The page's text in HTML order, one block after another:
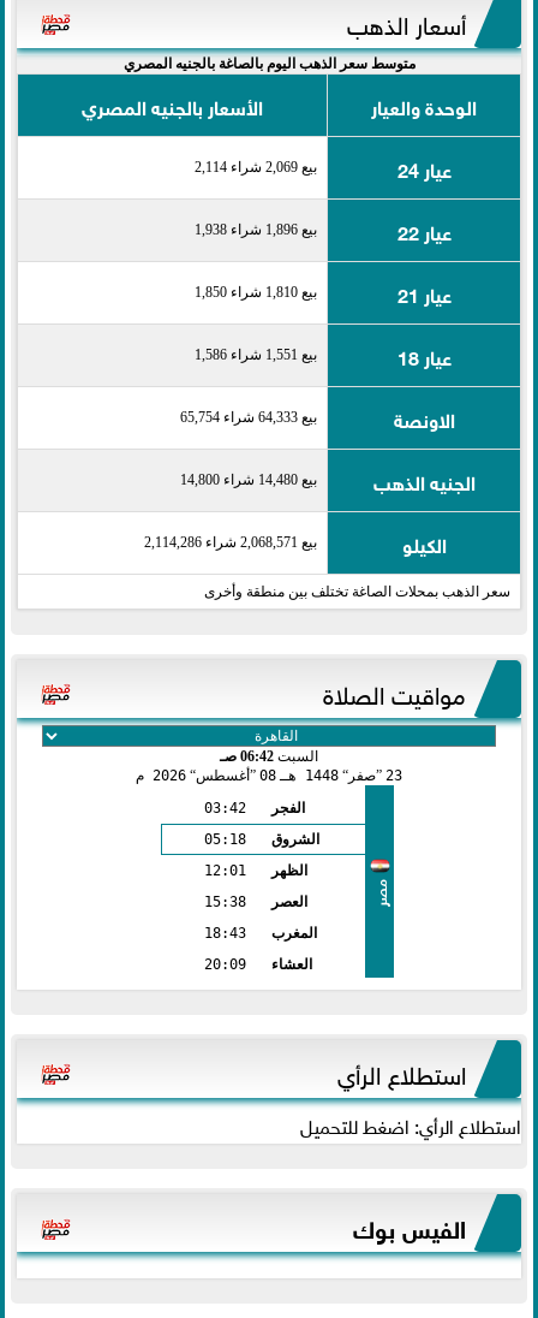
أسعار الذهب
متوسط سعر الذهب اليوم بالصاغة بالجنيه المصري
الوحدة والعيار
الأسعار بالجنيه المصري
عيار 24
بيع 2,069 شراء 2,114
عيار 22 بيع 1,896 شراء 1,938
عيار 21 بيع 1,810 شراء 1,850
عيار 18 بيع 1,551 شراء 1,586
الاونصة بيع 64,333 شراء 65,754
الجنيه الذهب بيع 14,480 شراء 14,800
الكيلو بيع 2,068,571 شراء 2,114,286
سعر الذهب بمحلات الصاغة تختلف بين منطقة وأخرى
مواقيت الصلاة
السبت 06:42 صـ
23 صفر 1448 هـ 08 أغسطس 2026 م
مصر
الفجر
03:42
الشروق
05:18
الظهر
12:01
العصر
15:38
المغرب
18:43
العشاء
20:09
استطلاع الرأي
استطلاع الرأي: اضغط للتحميل
الفيس بوك